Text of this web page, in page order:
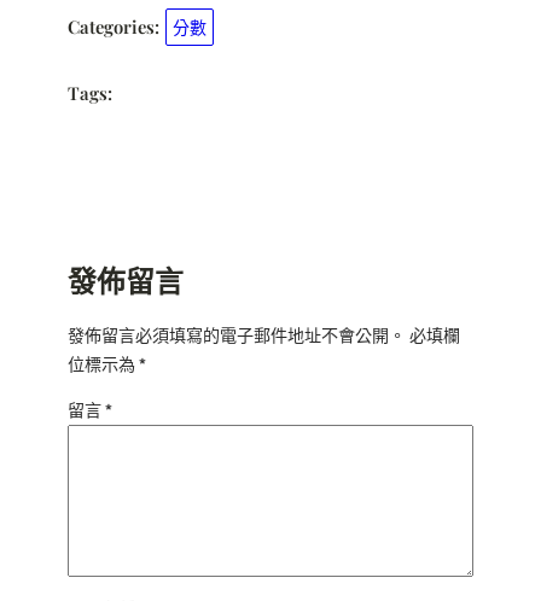
Categories: 分數
Tags:
發佈留言
發佈留言必須填寫的電子郵件地址不會公開。 必填欄
位標示為*
留言*